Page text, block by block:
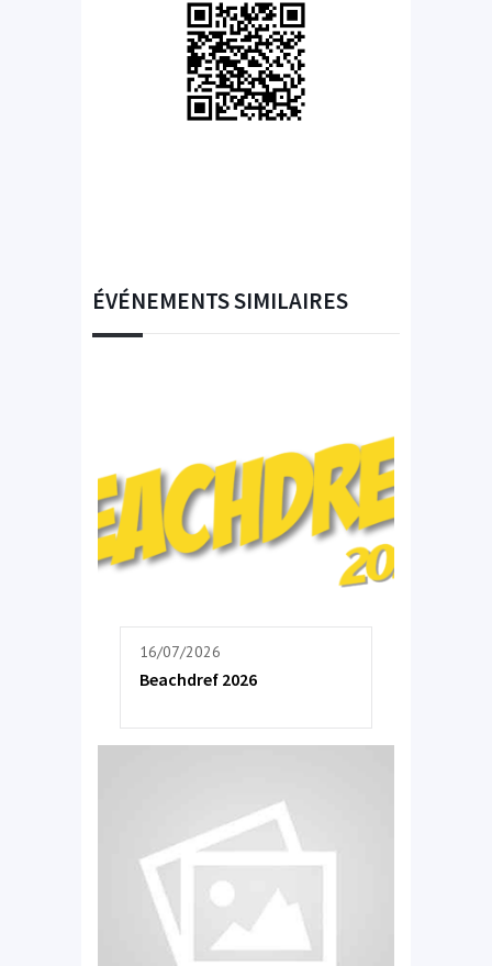
ÉVÉNEMENTS SIMILAIRES
16/07/2026
Beachdref 2026